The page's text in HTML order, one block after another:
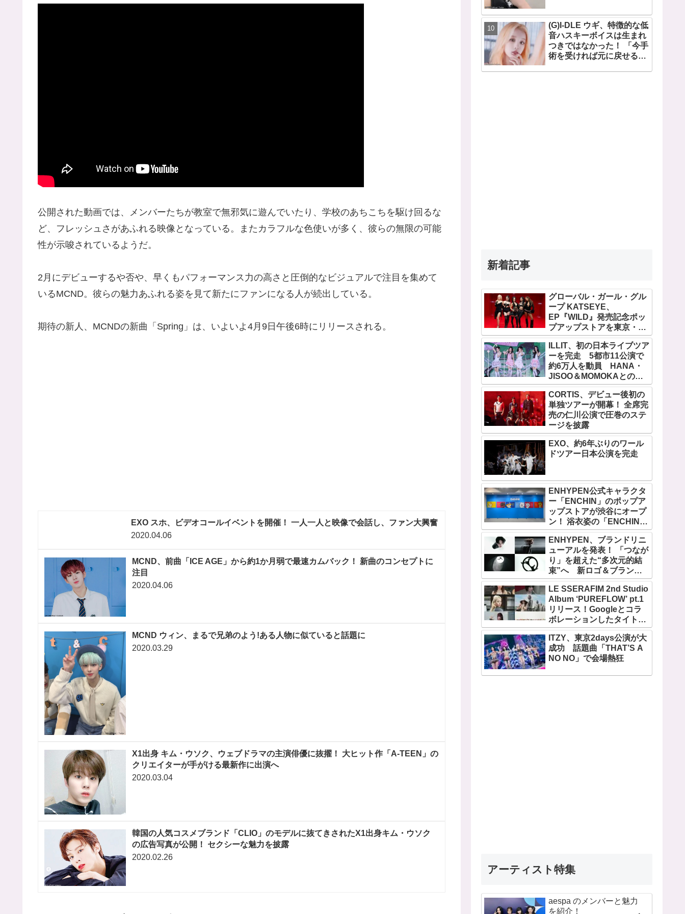
公開された動画では、メンバーたちが教室で無邪気に遊んでいたり、学校のあちこちを駆け回るな
ど、フレッシュさがあふれる映像となっている。またカラフルな色使いが多く、彼らの無限の可能
性が示唆されているようだ。
2月にデビューするや否や、早くもパフォーマンス力の高さと圧倒的なビジュアルで注目を集めて
いるMCND。彼らの魅力あふれる姿を見て新たにファンになる人が続出している。
期待の新人、MCNDの新曲「Spring」は、いよいよ4月9日午後6時にリリースされる。
EXO スホ、ビデオコールイベントを開催！ 一人一人と映像で会話し、ファン大興奮
2020.04.06
MCND、前曲「ICE AGE」から約1か月弱で最速カムバック！ 新曲のコンセプトに
注目
2020.04.06
MCND ウィン、まるで兄弟のよう!ある人物に似ていると話題に
2020.03.29
X1出身 キム・ウソク、ウェブドラマの主演俳優に抜擢！ 大ヒット作「A-TEEN」の
クリエイターが手がける最新作に出演へ
2020.03.04
韓国の人気コスメブランド「CLIO」のモデルに抜てきされたX1出身キム・ウソク
の広告写真が公開！ セクシーな魅力を披露
2020.02.26
(G)I-DLE ウギ、特徴的な低
音ハスキーボイスは生まれ
つきではなかった！ 「今手
術を受ければ元に戻せるけ
新着記事
グローバル・ガール・グル
ープ KATSEYE、
EP『WILD』発売記念ポッ
プアップストアを東京・原
宿で開催 限定グッズも登
場ILLIT、初の日本ライブツア
ーを完走 5都市11公演で
約6万人を動員 HANA・
JISOO＆MOMOKAとのス
ペシャルコラボも実現
CORTIS、デビュー後初の
単独ツアーが開幕！ 全席完
売の仁川公演で圧巻のステ
ージを披露
EXO、約6年ぶりのワール
ドツアー日本公演を完走
ENHYPEN公式キャラクタ
ー「ENCHIN」のポップア
ップストアが渋谷にオープ
ン！ 浴衣姿の「ENCHIN」
が登場
ENHYPEN、ブランドリニ
ューアルを発表！ 「つなが
り」を超えた“多次元的結
束”へ 新ロゴ＆ブランド
フィルム公開
LE SSERAFIM 2nd Studio
Album ‘PUREFLOW’ pt.1
リリース！Googleとコラ
ボレーションしたタイトル
曲「BOOMPALA」MVも公
開
ITZY、東京2days公演が大
成功 話題曲「THAT’S A
NO NO」で会場熱狂
アーティスト特集
aespa のメンバーと魅力
を紹介！